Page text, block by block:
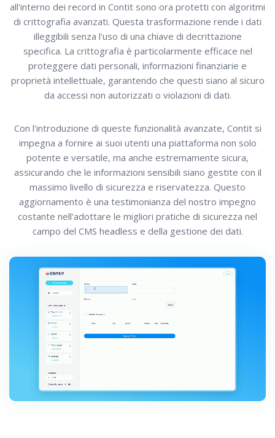
all'interno dei record in Contit sono ora protetti con algoritmi
di crittografia avanzati. Questa trasformazione rende i dati
illeggibili senza l'uso di una chiave di decrittazione
specifica. La crittografia è particolarmente efficace nel
proteggere dati personali, informazioni finanziarie e
proprietà intellettuale, garantendo che questi siano al sicuro
da accessi non autorizzati o violazioni di dati.
Con l'introduzione di queste funzionalità avanzate, Contit si
impegna a fornire ai suoi utenti una piattaforma non solo
potente e versatile, ma anche estremamente sicura,
assicurando che le informazioni sensibili siano gestite con il
massimo livello di sicurezza e riservatezza. Questo
aggiornamento è una testimonianza del nostro impegno
costante nell'adottare le migliori pratiche di sicurezza nel
campo del CMS headless e della gestione dei dati.